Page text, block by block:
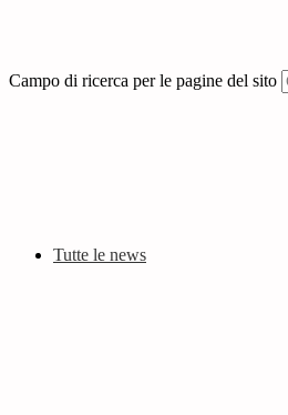
Campo di ricerca per le pagine del sito
Tutte le news